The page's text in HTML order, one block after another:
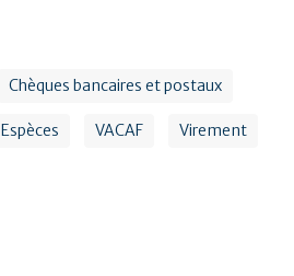
Chèques bancaires et postaux
Espèces VACAF Virement